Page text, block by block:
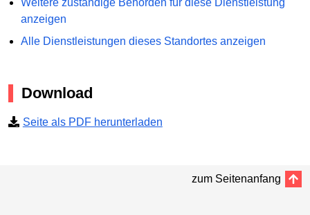
Weitere zuständige Behörden für diese Dienstleistung
anzeigen
Alle Dienstleistungen dieses Standortes anzeigen
Download
Seite als PDF herunterladen
zum Seitenanfang